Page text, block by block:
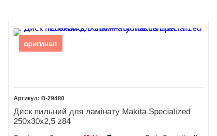
здатний різати більшість відомих порід уздовж і впоперек,
охолодження будуть нечастими.
Зазвичай такими товарами цікавляться люди досвідчені,
які своїми руками пиляють матеріал і точно знають, що за
оригинал
B-29480
Диск пильний для ламінату Makita Specialized
250х30х2,5 z84